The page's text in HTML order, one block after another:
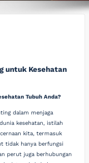
untuk Kesehatan
Tubuh Anda?
dalam menjaga
kesehatan, istilah
kita, termasuk
tidak hanya berfungsi
perut juga berhubungan